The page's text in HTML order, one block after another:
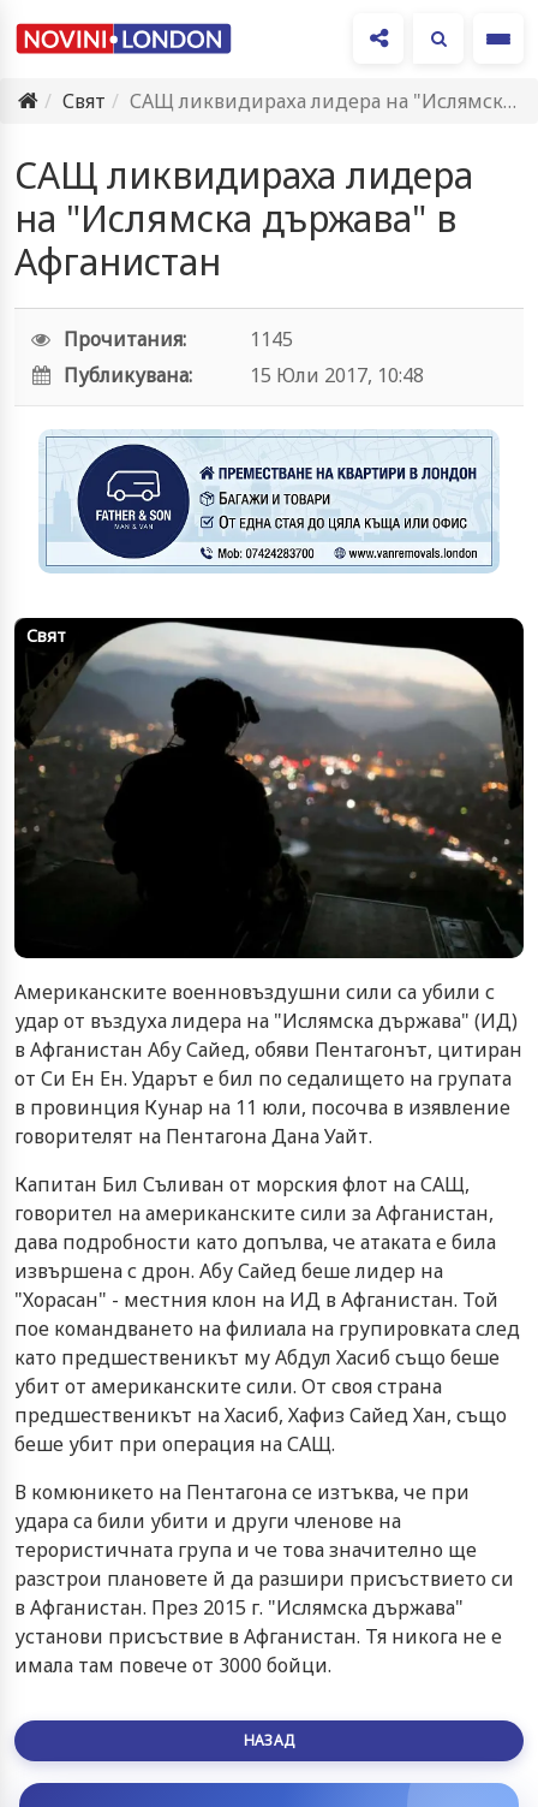
Свят
САЩ ликвидираха лидера на "Ислямска държава" в Афганистан
САЩ ликвидираха лидера
на "Ислямска държава" в
Афганистан
Прочитания:
1145
Публикувана:
15 Юли 2017, 10:48
Свят
Американските военновъздушни сили са убили с
удар от въздуха лидера на "Ислямска държава" (ИД)
в Афганистан Абу Сайед, обяви Пентагонът, цитиран
от Си Ен Ен. Ударът е бил по седалището на групата
в провинция Кунар на 11 юли, посочва в изявление
говорителят на Пентагона Дана Уайт.
Капитан Бил Съливан от морския флот на САЩ,
говорител на американските сили за Афганистан,
дава подробности като допълва, че атаката е била
извършена с дрон. Абу Сайед беше лидер на
"Хорасан" - местния клон на ИД в Афганистан. Той
пое командването на филиала на групировката след
като предшественикът му Абдул Хасиб също беше
убит от американските сили. От своя страна
предшественикът на Хасиб, Хафиз Сайед Хан, също
беше убит при операция на САЩ.
В комюникето на Пентагона се изтъква, че при
удара са били убити и други членове на
терористичната група и че това значително ще
разстрои плановете й да разшири присъствието си
в Афганистан. През 2015 г. "Ислямска държава"
установи присъствие в Афганистан. Тя никога не е
имала там повече от 3000 бойци.
НАЗАД